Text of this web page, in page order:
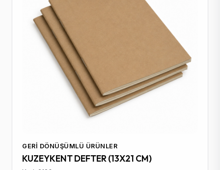
GERI DÖNÜŞÜMLÜ ÜRÜNLER
KUZEYKENT DEFTER (13X21 CM)